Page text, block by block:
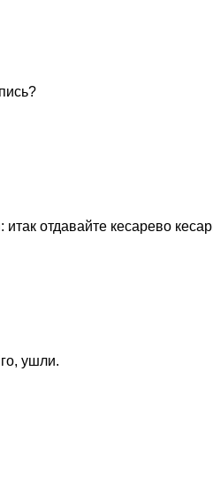
отдавайте кесарево
ушли.